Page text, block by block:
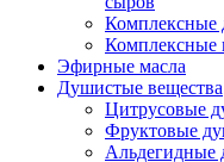
Комплексные
Комплексные
Эфирные масла
Душистые вещества
Цитрусовые
Фруктовые
Альдегидные